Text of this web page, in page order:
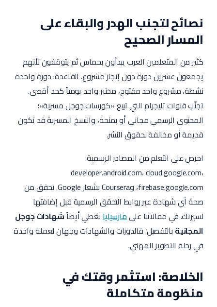
نصائح لتجنب الهدر والبقاء على
المسار الصحيح
كثير من المتعلمين العرب يبدأون بحماس ثم يتوقفون لأنهم
يجمعون عشرين دورة دون إنجاز مشروع. القاعدة: دورة واحدة
نشطة، مشروع واحد مفتوح، مختبر واحد يومياً كحد أقصى.
تجنّب قنوات تليجرام التي تبيع «كورسات جوجل مسربة»؛
المحتوى الرسمي مجاني أو بمنحة، والنسخ المسربة قد تكون
قديمة أو مخالفة لحقوق النشر.
احرص على التعلم من المصادر الرسمية:
developer.android.com، cloud.google.com،
firebase.google.com، وCoursera بشعار Google. تحقق من
صحة أي شهادة عبر روابط التحقق الرسمية قبل إضافتها
لسيرتك. في مقالاتنا علىمارسيليانغطي أيضاًشهادات جوجل
المجانية بالتفصيل؛ فالدورات والشهادات وجهان لعملة واحدة
في رحلة التطوير المهني.
الخلاصة: استثمر وقتك في
منظومة متكاملة